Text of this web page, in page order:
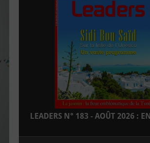
LEADERS N° 183 - AOÛT 2026 :